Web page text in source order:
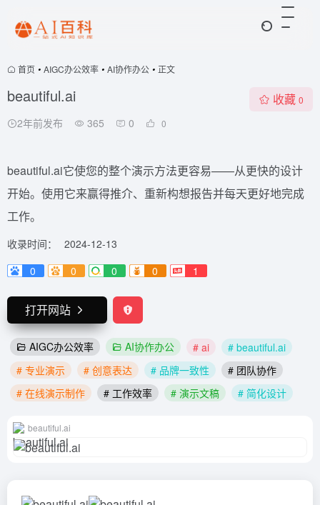
首页 • AIGC办公效率 • AI协作办公 • 正文
beautiful.ai
2年前发布 365 0 0
收藏 0
beautiful.ai它使您的整个演示方法更容易——从更快的设计
开始。使用它来赢得推介、重新构想报告并每天更好地完成
工作。
收录时间：
2024-12-13
0
0 0 0 1
打开网站
AIGC办公效率 AI协作办公 # ai
# beautiful.ai
# 专业演示
# 创意表达 # 品牌一致性
# 团队协作
# 在线演示制作
# 工作效率 # 演示文稿 # 简化设计
beautiful.ai